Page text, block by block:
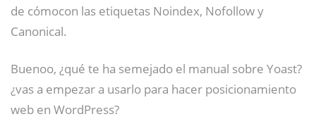
de cómocon las etiquetas Noindex, Nofollow y
Canonical.
Buenoo, ¿qué te ha semejado el manual sobre Yoast?
¿vas a empezar a usarlo para hacer posicionamiento
web en WordPress?